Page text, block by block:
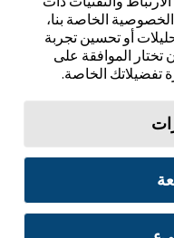
الخاصة بنا،
أو تحسين تجربة
تختار الموافقة على
تفضيلاتك الخاصة.